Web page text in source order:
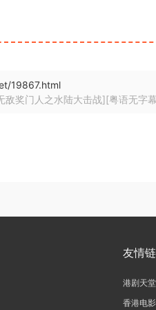
19867.html
奖门人之水陆大击战][粤语无字
友情
港剧天堂
香港电影